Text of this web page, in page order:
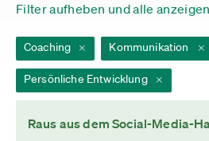
Filter aufheben und alle anzeigen
Coaching Kommunikation
Persönliche Entwicklung
Raus aus dem Social-Media-